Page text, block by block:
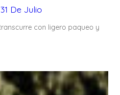
De Julio
con ligero paqueo y